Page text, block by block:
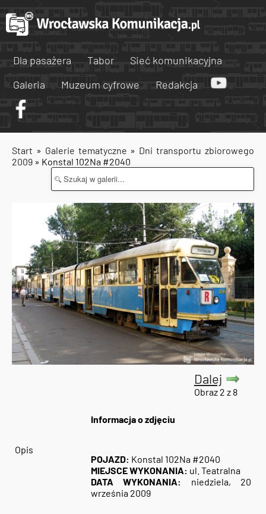
Dla pasażera Tabor
Sieć komunikacyjna
Galeria
Muzeum cyfrowe Redakcja
Start » Galerie tematyczne » Dni transportu zbiorowego
2009 » Konstal 102Na #2040
Dalej
Obraz 2 z 8
Informacja o zdjęciu
Opis
POJAZD: Konstal 102Na #2040
MIEJSCE WYKONANIA: ul. Teatralna
DATA WYKONANIA:
niedziela, 20
września 2009